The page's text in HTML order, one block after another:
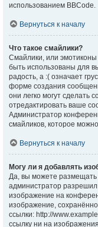
использованием BBCode.
Вернуться к началу
Что такое смайлики?
Смайлики, или эмотиконы
быть использованы для
радость, а :( означает
форме создания
они легко могут
отредактировать ваше
Администратор
смайликов, которое
Вернуться к началу
Могу ли я добавлять
Да, вы можете
администратор
изображение на
изображение,
ссылки: http://
ссылку ни на